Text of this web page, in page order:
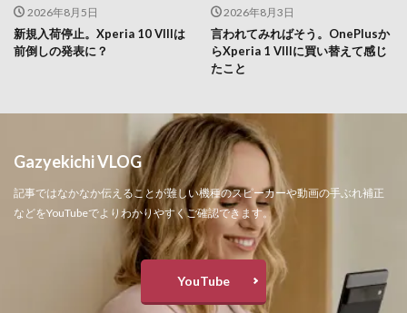
2026年8月5日
新規入荷停止。Xperia 10 VIIIは
前倒しの発表に？
2026年8月3日
言われてみればそう。OnePlusか
らXperia 1 VIIIに買い替えて感じ
たこと
Gazyekichi VLOG
記事ではなかなか伝えることが難しい機種のスピーカーや動画の手ぶれ補正
などをYouTubeでよりわかりやすくご確認できます。
YouTube